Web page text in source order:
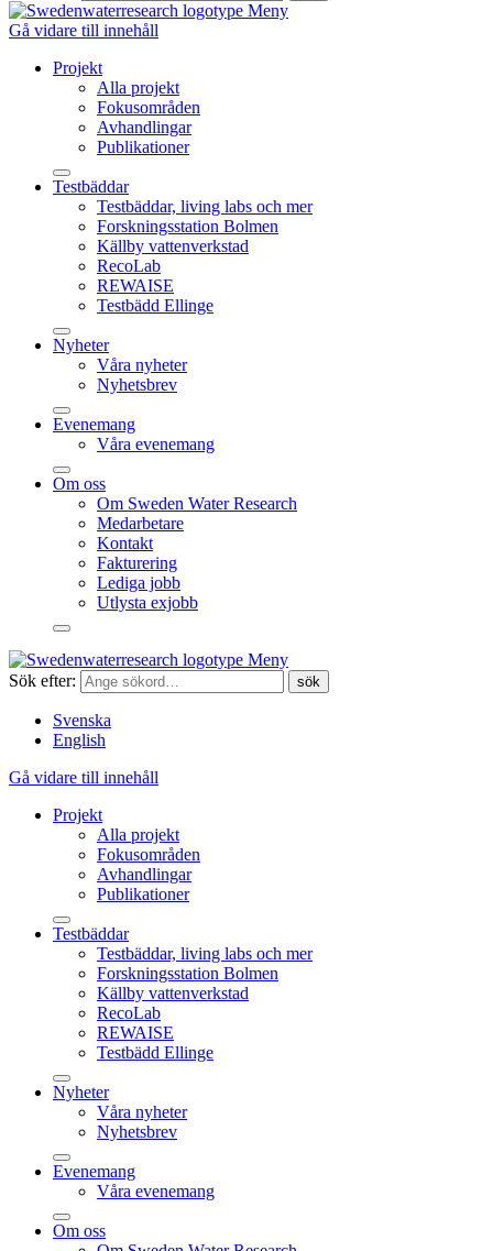
Meny
Gå vidare till innehåll
Projekt
Alla projekt
Fokusområden
Avhandlingar
Publikationer
Testbäddar
Testbäddar, living labs och mer
Forskningsstation Bolmen
Källby vattenverkstad
RecoLab
REWAISE
Testbädd Ellinge
Nyheter
Våra nyheter
Nyhetsbrev
Evenemang
Våra evenemang
Om oss
Om Sweden Water Research
Medarbetare
Kontakt
Fakturering
Lediga jobb
Utlysta exjobb
Meny
Sök efter:
Svenska
English
Gå vidare till innehåll
Projekt
Alla projekt
Fokusområden
Avhandlingar
Publikationer
Testbäddar
Testbäddar, living labs och mer
Forskningsstation Bolmen
Källby vattenverkstad
RecoLab
REWAISE
Testbädd Ellinge
Nyheter
Våra nyheter
Nyhetsbrev
Evenemang
Våra evenemang
Om oss